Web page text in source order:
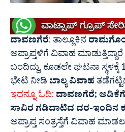
ದಾವಣಗೆರೆ: ತಾಲ್ಲೂಕಿನ
ಅಪ್ರಾಪ್ತಳಿಗೆ ವಿವಾಹ
ಬಂದಿದ್ದು, ಕೂಡಲೇ ಘಟನಾ ಸ್ಥಳಕ್ಕೆ
ಭೇಟಿ ನೀಡಿ ಬಾಲ್ಯ ವಿವಾಹ
ಇದನ್ನೂ ಓದಿ: ದಾವಣಗೆರೆ;
ಸಾವಿರ ಗಡಿದಾಟಿದ ದರ-ಇಂದಿನ
ಅಪ್ರಾಪ್ತ ಸಂತ್ರಸ್ತೆಗೆ ವಿವಾಹ